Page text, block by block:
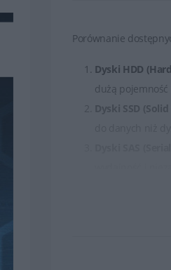
Porównanie
Dyski HDD
dużą pojemność
Dyski SSD
Dyski SAS